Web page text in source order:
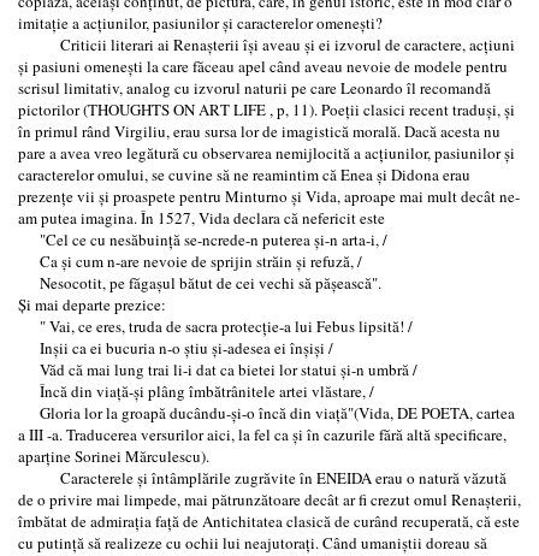
imitație a acțiunilor, pasiunilor și caracterelor omenești?
Criticii literari ai Renașterii își aveau și ei izvorul de caractere, acțiuni
și pasiuni omenești la care făceau apel când aveau nevoie de modele pentru
scrisul limitativ, analog cu izvorul naturii pe care Leonardo îl recomandă
pictorilor (THOUGHTS ON ART LIFE , p, 11). Poeții clasici recent traduși, și
în primul rând Virgiliu, erau sursa lor de imagistică morală. Dacă acesta nu
pare a avea vreo legătură cu observarea nemijlocită a acțiunilor, pasiunilor și
caracterelor omului, se cuvine să ne reamintim că Enea și Didona erau
prezențe vii și proaspete pentru Minturno și Vida, aproape mai mult decât ne-
am putea imagina. În 1527, Vida declara că nefericit este
"Cel ce cu nesăbuință se-ncrede-n puterea și-n arta-i, /
Ca și cum n-are nevoie de sprijin străin și refuză, /
Nesocotit, pe făgașul bătut de cei vechi să pășească".
Și mai departe prezice:
" Vai, ce eres, truda de sacra protecție-a lui Febus lipsită! /
Inșii ca ei bucuria n-o știu și-adesea ei înșiși /
Văd că mai lung trai li-i dat ca bietei lor statui și-n umbră /
Încă din viață-și plâng îmbătrânitele artei vlăstare, /
Gloria lor la groapă ducându-și-o încă din viață"(Vida, DE POETA, cartea
a III -a. Traducerea versurilor aici, la fel ca și în cazurile fără altă specificare,
aparține Sorinei Mărculescu).
Caracterele și întâmplările zugrăvite în ENEIDA erau o natură văzută
de o privire mai limpede, mai pătrunzătoare decât ar fi crezut omul Renașterii,
îmbătat de admirația față de Antichitatea clasică de curând recuperată, că este
cu putință să realizeze cu ochii lui neajutorați. Când umaniștii doreau să